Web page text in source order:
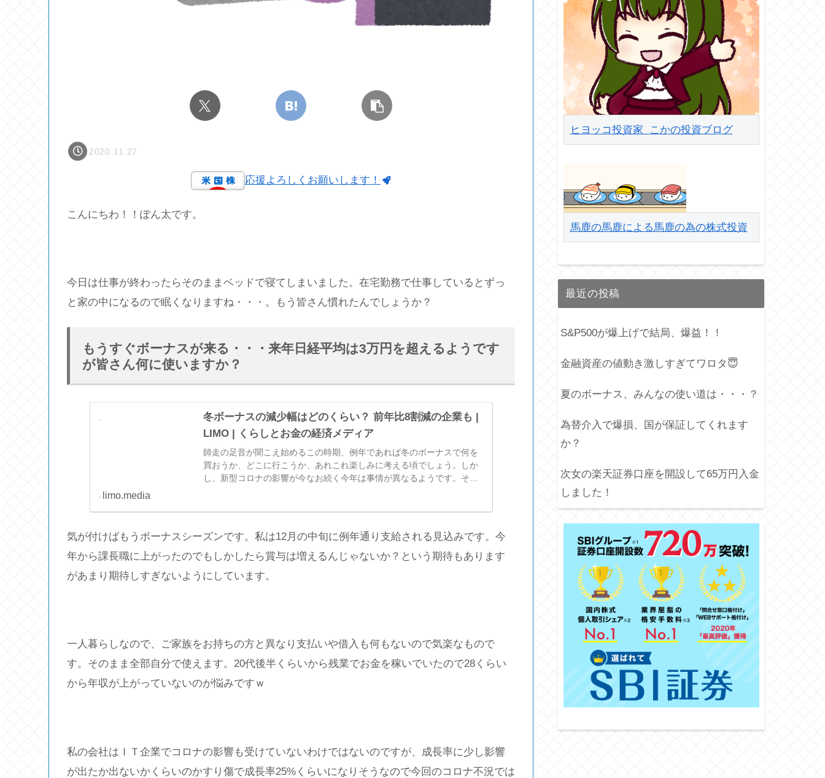
2020.11.27
応援よろしくお願いします！
こんにちわ！！ぽん太です。
今日は仕事が終わったらそのままベッドで寝てしまいました。在宅勤務で仕事しているとずっ
と家の中になるので眠くなりますね・・・。もう皆さん慣れたんでしょうか？
もうすぐボーナスが来る・・・来年日経平均は3万円を超えるようです
が皆さん何に使いますか？
冬ボーナスの減少幅はどのくらい？ 前年比8割減の企業も |
LIMO | くらしとお金の経済メディア
師走の足音が聞こえ始めるこの時期、例年であれば冬のボーナスで何を
買おうか、どこに行こうか、あれこれ楽しみに考える頃でしょう。しか
し、新型コロナの影響が今なお続く今年は事情が異なるようです。そこ
limo.media
気が付けばもうボーナスシーズンです。私は12月の中旬に例年通り支給される見込みです。今
年から課長職に上がったのでもしかしたら賞与は増えるんじゃないか？という期待もあります
があまり期待しすぎないようにしています。
一人暮らしなので、ご家族をお持ちの方と異なり支払いや借入も何もないので気楽なもので
す。そのまま全部自分で使えます。20代後半くらいから残業でお金を稼いでいたので28くらい
から年収が上がっていないのが悩みですｗ
私の会社はＩＴ企業でコロナの影響も受けていないわけではないのですが、成長率に少し影響
が出たか出ないかくらいのかすり傷で成長率25%くらいになりそうなので今回のコロナ不況では
ヒヨッコ投資家 こかの投資ブログ
馬鹿の馬鹿による馬鹿の為の株式投資
最近の投稿
S&P500が爆上げで結局、爆益！！
金融資産の値動き激しすぎてワロタ😇
夏のボーナス、みんなの使い道は・・・？
為替介入で爆損、国が保証してくれます
か？
次女の楽天証券口座を開設して65万円入金
しました！